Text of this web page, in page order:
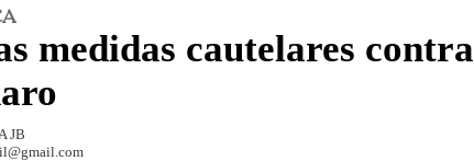
medidas cautelares contra
JB